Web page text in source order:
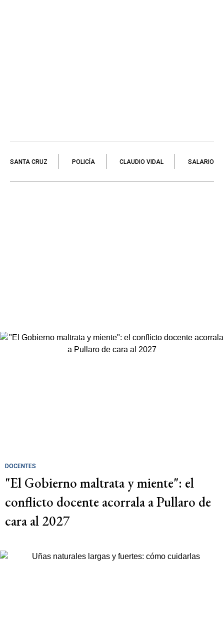
SANTA CRUZ POLICÍA CLAUDIO VIDAL SALARIO
DOCENTES
"El Gobierno maltrata y miente": el
conflicto docente acorrala a Pullaro de
cara al 2027